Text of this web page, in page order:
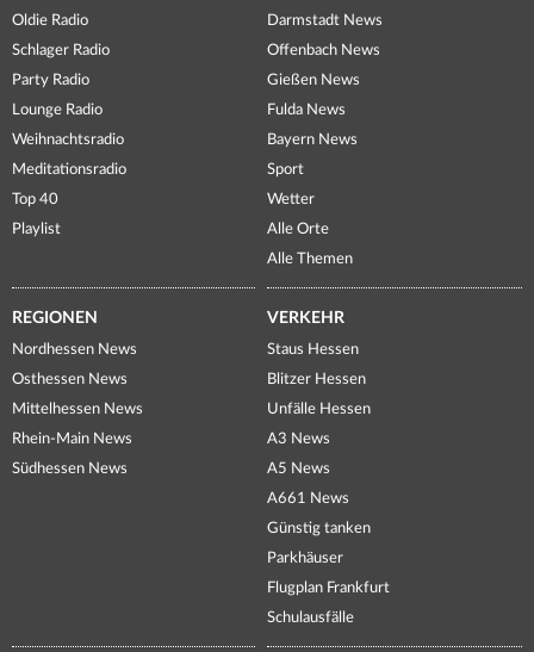
Oldie Radio
Schlager Radio
Party Radio
Lounge Radio
Weihnachtsradio
Meditationsradio
Top 40
Playlist
Darmstadt News
Offenbach News
Gießen News
Fulda News
Bayern News
Sport
Wetter
Alle Orte
Alle Themen
REGIONEN
Nordhessen News
Osthessen News
Mittelhessen News
Rhein-Main News
Südhessen News
VERKEHR
Staus Hessen
Blitzer Hessen
Unfälle Hessen
A3 News
A5 News
A661 News
Günstig tanken
Parkhäuser
Flugplan Frankfurt
Schulausfälle